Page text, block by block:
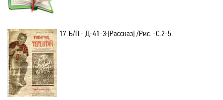
17.Б/П- Д-41-3:[Рассказ] /Рис. -C.2-5.